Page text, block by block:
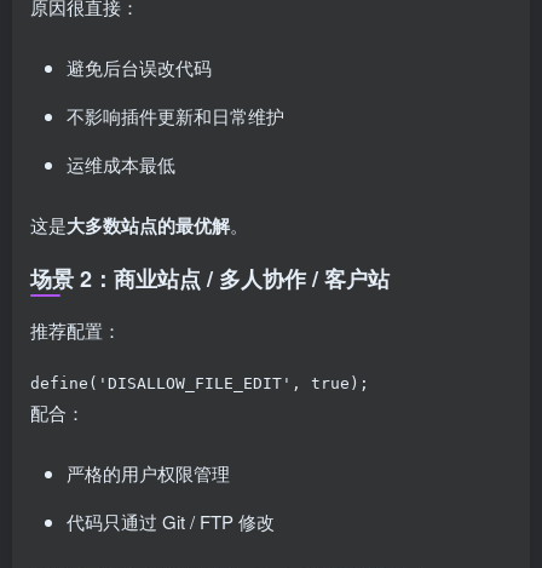
原因很直接：
避免后台误改代码
不影响插件更新和日常维护
运维成本最低
这是大多数站点的最优解。
场景 2：商业站点 / 多人协作 / 客户站
推荐配置：
define('DISALLOW_FILE_EDIT', true);
配合：
严格的用户权限管理
代码只通过 Git / FTP 修改